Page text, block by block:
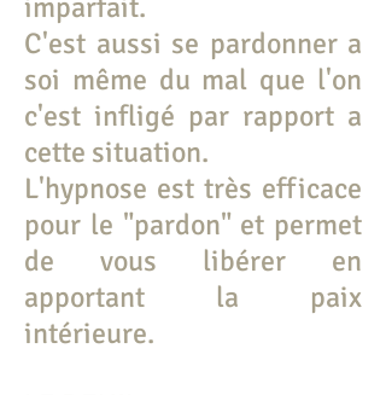
C'est aussi se pardonner a
soi même du mal que l'on
c'est infligé par rapport a
cette situation.
L'hypnose est très efficace
pour le "pardon" et permet
de vous libérer en
apportant la paix
intérieure.